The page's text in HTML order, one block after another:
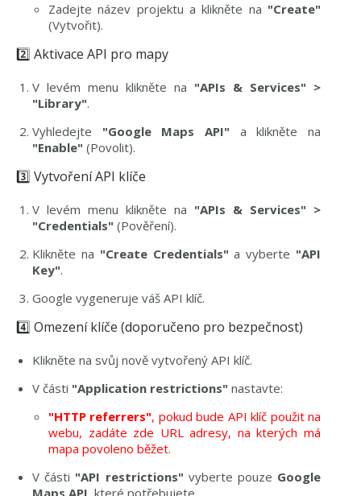
Zadejte název projektu a klikněte na "Create"
(Vytvořit).
2️⃣ Aktivace API pro mapy
V levém menu klikněte na "APIs & Services" >
"Library".
Vyhledejte "Google Maps API" a klikněte na
"Enable" (Povolit).
3️⃣ Vytvoření API klíče
V levém menu klikněte na "APIs & Services" >
"Credentials" (Pověření).
Klikněte na "Create Credentials" a vyberte "API
Key".
Google vygeneruje váš API klíč.
4️⃣ Omezení klíče (doporučeno pro bezpečnost)
Klikněte na svůj nově vytvořený API klíč.
V části "Application restrictions" nastavte:
"HTTP referrers", pokud bude API klíč použit na
webu, zadáte zde URL adresy, na kterých má
mapa povoleno běžet.
V části "API restrictions" vyberte pouze Google
Maps API , které potřebujete.